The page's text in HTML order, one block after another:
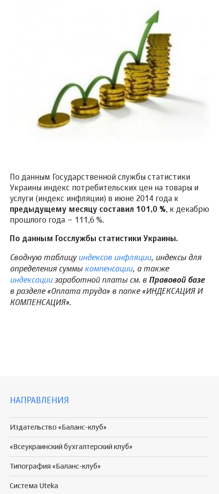
По данным Государственной службы статистики
Украины индекс потребительских цен на товары и
услуги (индекс инфляции) в июне 2014 года к
предыдущему месяцу составил 101,0 %, к декабрю
прошлого года – 111,6 %.
По данным Госслужбы статистики Украины.
Сводную таблицуиндексов инфляции, индексы для
определения суммы компенсации, а также
индексациизаработной платы см. в Правовой базе
в разделе «Оплата труда» в папке «ИНДЕКСАЦИЯ И
КОМПЕНСАЦИЯ».
НАПРАВЛЕНИЯ
Издательство «Баланс-клуб»
«Всеукраинский бухгалтерский клуб»
Типография «Баланс-клуб»
Система Uteka